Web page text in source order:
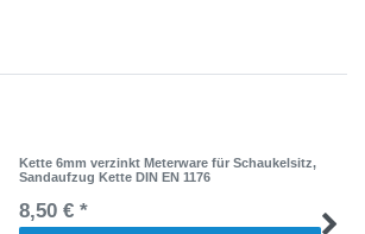
Kette 6mm verzinkt Meterware für Schaukelsitz,
Sandaufzug Kette DIN EN 1176
8,50 € *